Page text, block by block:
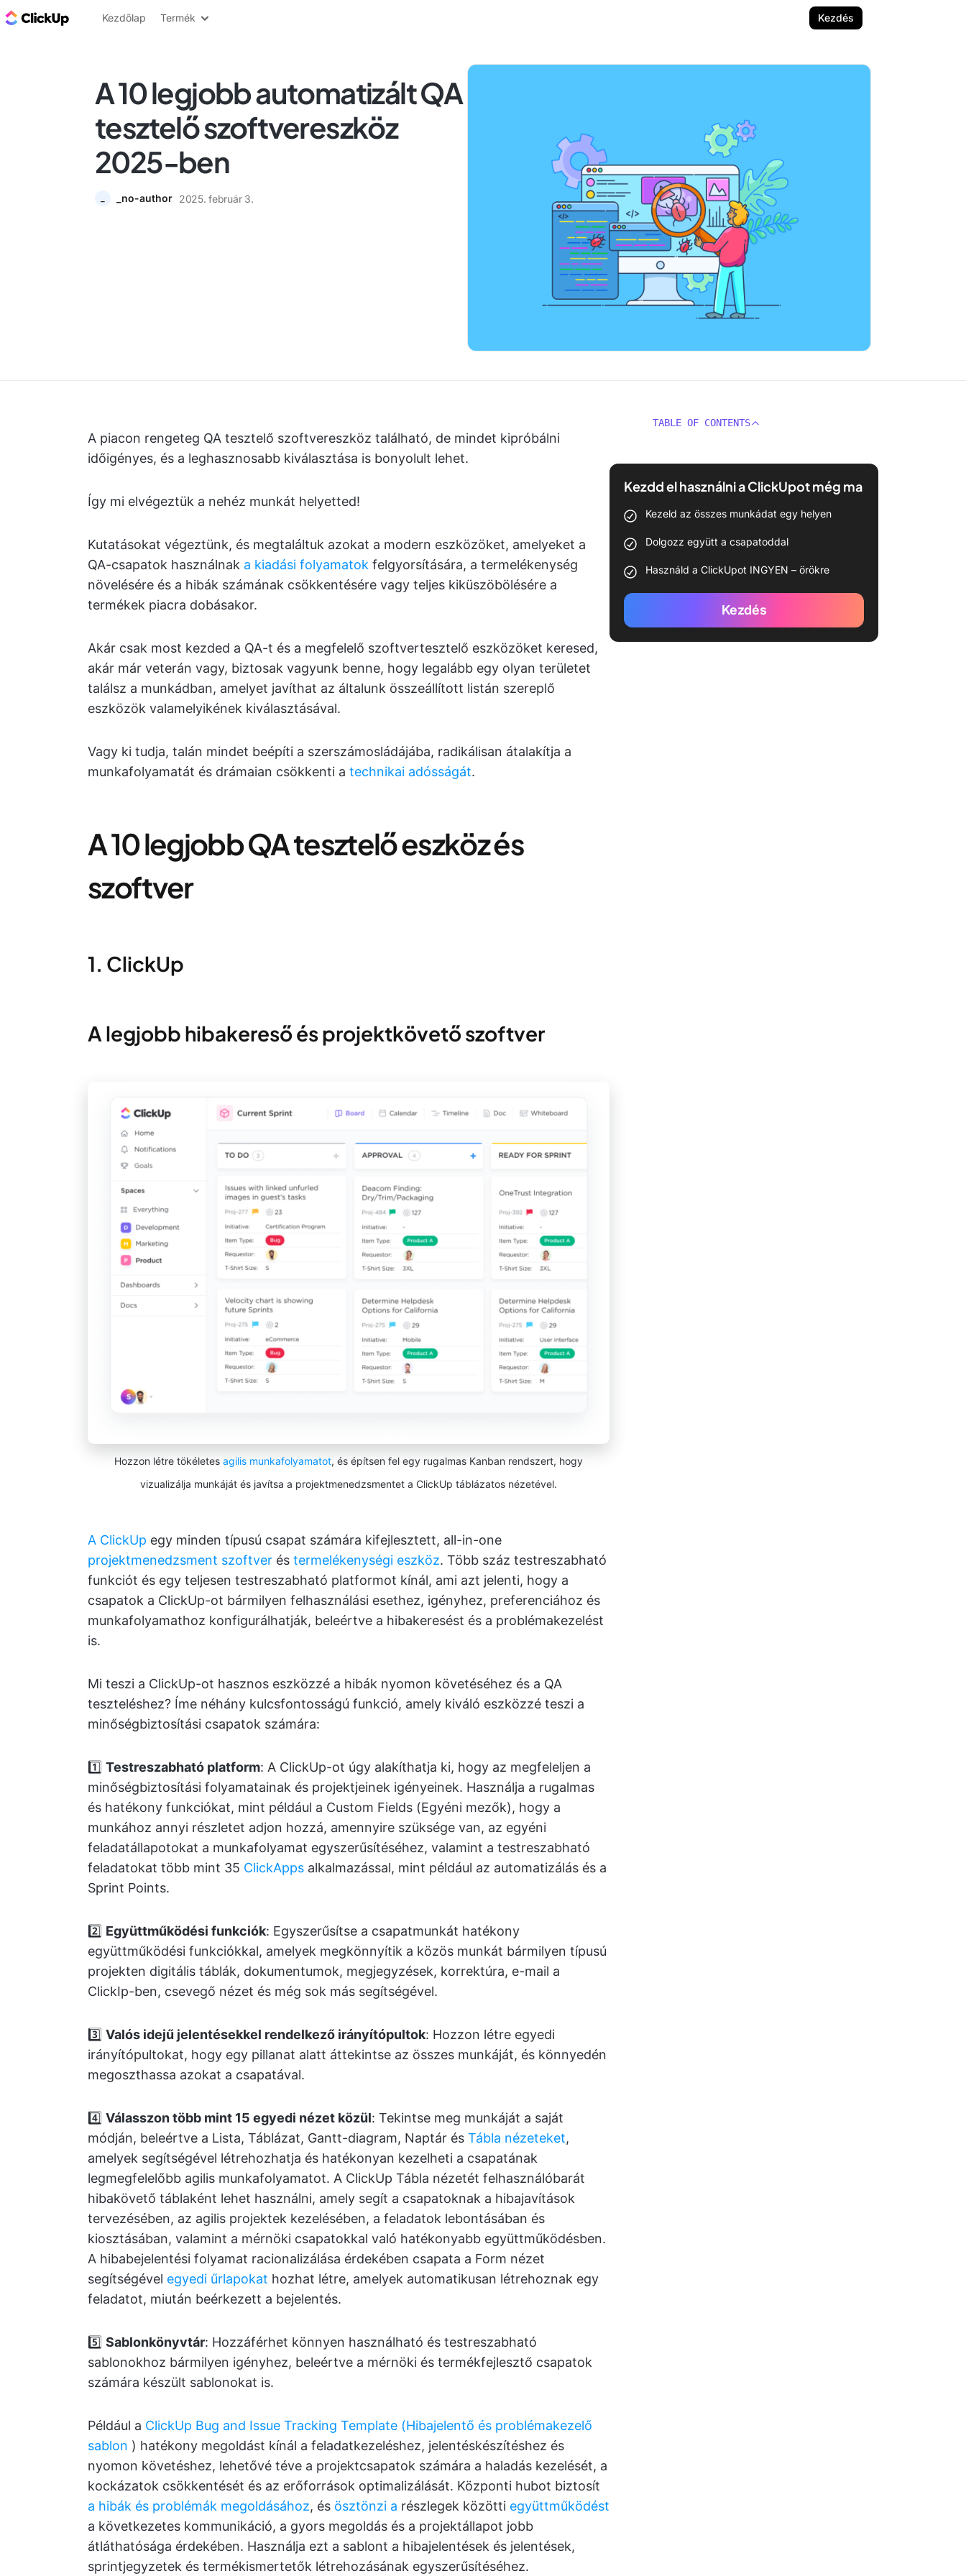
ClickUp blog
Kezdőlap Termék Kezdés
A 10 legjobb automatizált QA
tesztelő szoftvereszköz
2025-ben
_no-author 2025. február 3.
A piacon rengeteg QA tesztelő szoftvereszköz található, de mindet kipróbálni
időigényes, és a leghasznosabb kiválasztása is bonyolult lehet.
Így mi elvégeztük a nehéz munkát helyetted!
Kutatásokat végeztünk, és megtaláltuk azokat a modern eszközöket, amelyeket a
QA-csapatok használnak a kiadási folyamatok felgyorsítására, a termelékenység
növelésére és a hibák számának csökkentésére vagy teljes kiküszöbölésére a
termékek piacra dobásakor.
Akár csak most kezded a QA-t és a megfelelő szoftvertesztelő eszközöket keresed,
akár már veterán vagy, biztosak vagyunk benne, hogy legalább egy olyan területet
találsz a munkádban, amelyet javíthat az általunk összeállított listán szereplő
eszközök valamelyikének kiválasztásával.
Vagy ki tudja, talán mindet beépíti a szerszámosládájába, radikálisan átalakítja a
munkafolyamatát és drámaian csökkenti a technikai adósságát.
A 10 legjobb QA tesztelő eszköz és
szoftver
1. ClickUp
A legjobb hibakereső és projektkövető szoftver
Hozzon létre tökéletes agilis munkafolyamatot, és építsen fel egy rugalmas Kanban rendszert, hogy
vizualizálja munkáját és javítsa a projektmenedzsmentet a ClickUp táblázatos nézetével.
A ClickUp egy minden típusú csapat számára kifejlesztett, all-in-one
projektmenedzsment szoftver és termelékenységi eszköz. Több száz testreszabható
funkciót és egy teljesen testreszabható platformot kínál, ami azt jelenti, hogy a
csapatok a ClickUp-ot bármilyen felhasználási esethez, igényhez, preferenciához és
munkafolyamathoz konfigurálhatják, beleértve a hibakeresést és a problémakezelést
is.
Mi teszi a ClickUp-ot hasznos eszközzé a hibák nyomon követéséhez és a QA
teszteléshez? Íme néhány kulcsfontosságú funkció, amely kiváló eszközzé teszi a
minőségbiztosítási csapatok számára:
1️⃣ Testreszabható platform: A ClickUp-ot úgy alakíthatja ki, hogy az megfeleljen a
minőségbiztosítási folyamatainak és projektjeinek igényeinek. Használja a rugalmas
és hatékony funkciókat, mint például a Custom Fields (Egyéni mezők), hogy a
munkához annyi részletet adjon hozzá, amennyire szüksége van, az egyéni
feladatállapotokat a munkafolyamat egyszerűsítéséhez, valamint a testreszabható
feladatokat több mint 35 ClickApps alkalmazással, mint például az automatizálás és a
Sprint Points.
2️⃣ Együttműködési funkciók: Egyszerűsítse a csapatmunkát hatékony
együttműködési funkciókkal, amelyek megkönnyítik a közös munkát bármilyen típusú
projekten digitális táblák, dokumentumok, megjegyzések, korrektúra, e-mail a
ClickIp-ben, csevegő nézet és még sok más segítségével.
3️⃣ Valós idejű jelentésekkel rendelkező irányítópultok: Hozzon létre egyedi
irányítópultokat, hogy egy pillanat alatt áttekintse az összes munkáját, és könnyedén
megoszthassa azokat a csapatával.
4️⃣ Válasszon több mint 15 egyedi nézet közül: Tekintse meg munkáját a saját
módján, beleértve a Lista, Táblázat, Gantt-diagram, Naptár és Tábla nézeteket,
amelyek segítségével létrehozhatja és hatékonyan kezelheti a csapatának
legmegfelelőbb agilis munkafolyamatot. A ClickUp Tábla nézetét felhasználóbarát
hibakövető táblaként lehet használni, amely segít a csapatoknak a hibajavítások
tervezésében, az agilis projektek kezelésében, a feladatok lebontásában és
kiosztásában, valamint a mérnöki csapatokkal való hatékonyabb együttműködésben.
A hibabejelentési folyamat racionalizálása érdekében csapata a Form nézet
segítségével egyedi űrlapokat hozhat létre, amelyek automatikusan létrehoznak egy
feladatot, miután beérkezett a bejelentés.
5️⃣ Sablonkönyvtár: Hozzáférhet könnyen használható és testreszabható
sablonokhoz bármilyen igényhez, beleértve a mérnöki és termékfejlesztő csapatok
számára készült sablonokat is.
Például a ClickUp Bug and Issue Tracking Template (Hibajelentő és problémakezelő
sablon ) hatékony megoldást kínál a feladatkezeléshez, jelentéskészítéshez és
nyomon követéshez, lehetővé téve a projektcsapatok számára a haladás kezelését, a
kockázatok csökkentését és az erőforrások optimalizálását. Központi hubot biztosít
a hibák és problémák megoldásához, és ösztönzi a részlegek közötti együttműködést
a következetes kommunikáció, a gyors megoldás és a projektállapot jobb
átláthatósága érdekében. Használja ezt a sablont a hibajelentések és jelentések,
sprintjegyzetek és termékismertetők létrehozásának egyszerűsítéséhez.
TABLE OF CONTENTS
Kezdd el használni a ClickUpot még ma
Kezeld az összes munkádat egy helyen
Dolgozz együtt a csapatoddal
Használd a ClickUpot INGYEN – örökre
Kezdés